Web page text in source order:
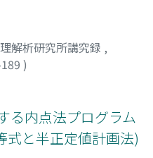
解析研究所講究録 ,
)
る内点法プログラム
式と半正定値計画法)